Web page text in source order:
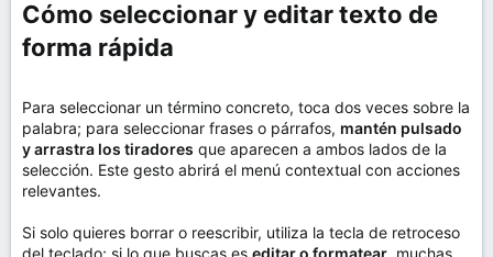
Cómo seleccionar y editar texto de
forma rápida​
Para seleccionar un término concreto, toca dos veces sobre la
palabra; para seleccionar frases o párrafos, mantén pulsado
y arrastra los tiradores que aparecen a ambos lados de la
selección. Este gesto abrirá el menú contextual con acciones
relevantes.
Si solo quieres borrar o reescribir, utiliza la tecla de retroceso
del teclado; si lo que buscas es editar o formatear, muchas